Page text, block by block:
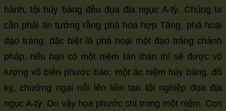
hành, tội hủy báng đều đọa địa ngục A-tỳ. Chúng ta
cần phải tin tưởng rằng phá hòa hợp Tăng, phá hoại
đạo tràng, đặc biệt là phá hoại một đạo tràng chánh
pháp, nếu bạn có một niệm tán thán thì sẽ được vô
lượng vô biên phước báo; một ác niệm hủy báng, đố
kỵ, chướng ngại nổi lên liền tạo tội nghiệp đọa địa
ngục A-tỳ. Do vậy họa phước chỉ trong một niệm. Con